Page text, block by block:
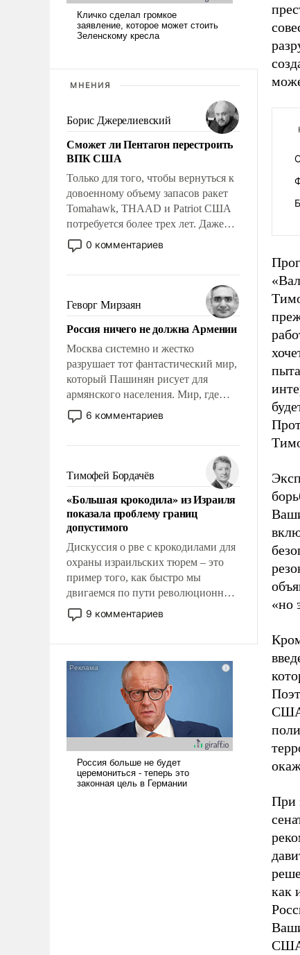
МНЕНИЯ
Борис Джерелиевский
Сможет ли Пентагон перестроить
ВПК США
Только для того, чтобы вернуться к
довоенному объему запасов ракет
Tomahawk, THAAD и Patriot США
потребуется более трех лет. Даже
небольшая война с Ираном
опустошила американские
уязвимости США, например, перед
Китаем.
0 комментариев
Геворг Мирзаян
Россия ничего не должна Армении
Москва системно и жестко
разрушает тот фантастический мир,
который Пашинян рисует для
армянского населения. Мир, где
этому населению все должны
просто по определению, где его
беспрекословно оплачиваться за
счет российских
налогоплательщиков и где за свои
поступки не нужно отвечать.
6 комментариев
Тимофей Бордачёв
«Большая крокодила» из Израиля
показала проблему границ
допустимого
Дискуссия о рве с крокодилами для
охраны израильских тюрем – это
пример того, как быстро мы
двигаемся по пути революционных
изменений. То, что несколько лет
назад было образом для
9 комментариев
«но
США
При
как
США